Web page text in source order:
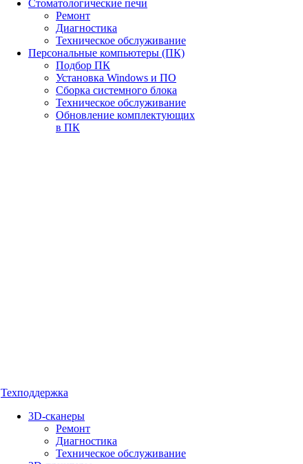
Стоматологические печи
Ремонт
Диагностика
Техническое обслуживание
Персональные компьютеры (ПК)
Подбор ПК
Установка Windows и ПО
Сборка системного блока
Техническое обслуживание
Обновление комплектующих
в ПК
Техподдержка
3D-сканеры
Ремонт
Диагностика
Техническое обслуживание